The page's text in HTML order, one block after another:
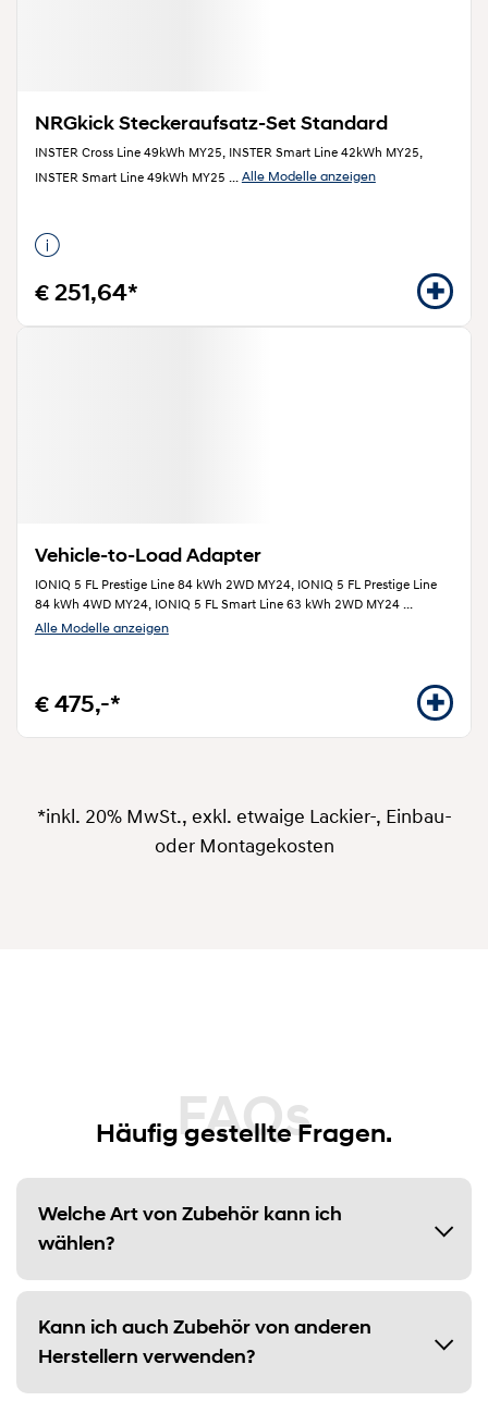
NRGkick Steckeraufsatz-Set Standard
INSTER Cross Line 49kWh MY25, INSTER Smart Line 42kWh MY25,
INSTER Smart Line 49kWh MY25
Alle Modelle anzeigen
€ 251,64*
Vehicle-to-Load Adapter
IONIQ 5 FL Prestige Line 84 kWh 2WD MY24, IONIQ 5 FL Prestige Line
84 kWh 4WD MY24, IONIQ 5 FL Smart Line 63 kWh 2WD MY24 ...
Alle Modelle anzeigen
€ 475,-*
*inkl. 20% MwSt., exkl. etwaige Lackier-, Einbau-
oder Montagekosten
FAQs
Häufig gestellte Fragen.
Welche Art von Zubehör kann ich
wählen?
Kann ich auch Zubehör von anderen
Herstellern verwenden?